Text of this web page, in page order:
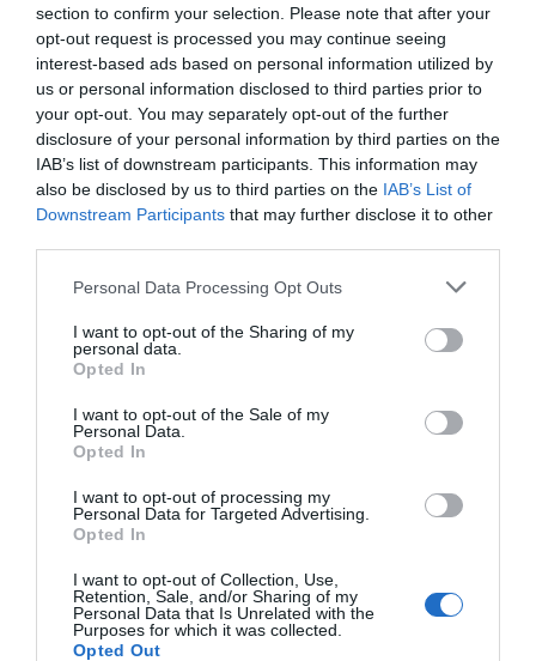
section to confirm your selection. Please note that after your
opt-out request is processed you may continue seeing
interest-based ads based on personal information utilized by
us or personal information disclosed to third parties prior to
your opt-out. You may separately opt-out of the further
disclosure of your personal information by third parties on the
IAB’s list of downstream participants. This information may
also be disclosed by us to third parties on the IAB’s List of
Downstream Participants that may further disclose it to other
Personal Data Processing Opt Outs
I want to opt-out of the Sharing of my
personal data.
Opted In
I want to opt-out of the Sale of my
Personal Data.
Opted In
I want to opt-out of processing my
Personal Data for Targeted Advertising.
Opted In
I want to opt-out of Collection, Use,
Retention, Sale, and/or Sharing of my
Personal Data that Is Unrelated with the
Purposes for which it was collected.
Opted Out